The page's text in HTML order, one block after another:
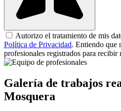
Autorizo el tratamiento de mis
Política de Privacidad. Entiendo que
profesionales registrados para recibir
Galería de trabajos
Mosquera